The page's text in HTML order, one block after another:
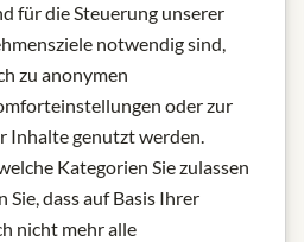
Avenue de Madrid,
contact@quaisud.fr
Verständnis, dass das
von der Abbildung
für die Steuerung unserer
notwendig sind,
zu anonymen
oder zur
Inhalte genutzt werden.
Kategorien Sie zulassen
dass auf Basis Ihrer
nicht mehr alle